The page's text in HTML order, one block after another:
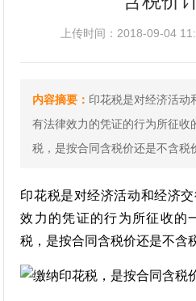
财税新
关于我
诚聘英
上传时间：2018-09-04
内容摘要： 印花税是对经济活动
有法律效力的凭证的行为所征收
税，是按合同含税价还是不含税
印花税是对经济活动和经济
效力的凭证的行为所征收的
税，是按合同含税价还是不含